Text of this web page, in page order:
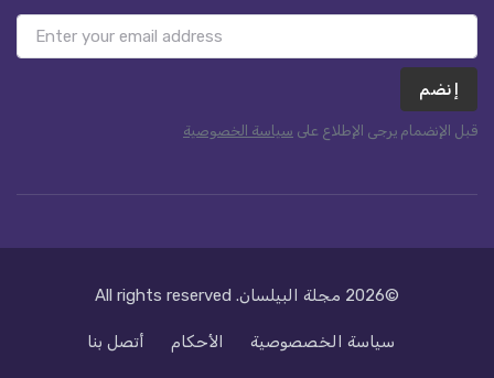
إنضم
قبل الإنضمام يرجى الإطلاع على سياسة الخصوصية
©2026 مجلة البيلسان. All rights reserved
سياسة الخصصوصية الأحكام أتصل بنا